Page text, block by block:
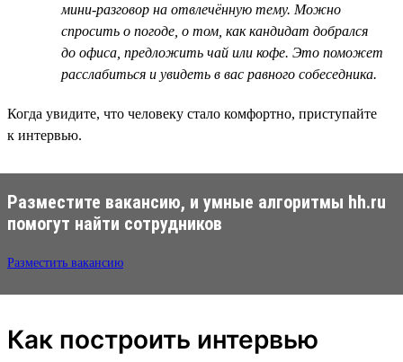
мини-разговор на отвлечённую тему. Можно
спросить о погоде, о том, как кандидат добрался
до офиса, предложить чай или кофе. Это поможет
расслабиться и увидеть в вас равного собеседника.
Когда увидите, что человеку стало комфортно, приступайте
к интервью.
Разместите вакансию, и умные алгоритмы hh.ru
помогут найти сотрудников
Разместить вакансию
Как построить интервью